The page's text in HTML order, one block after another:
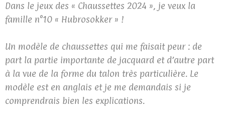
Dans le jeux des « Chaussettes 2024 », je veux la
famille n°10 « Hubrosokker » !
Un modèle de chaussettes qui me faisait peur : de
part la partie importante de jacquard et d’autre part
à la vue de la forme du talon très particulière. Le
modèle est en anglais et je me demandais si je
comprendrais bien les explications.